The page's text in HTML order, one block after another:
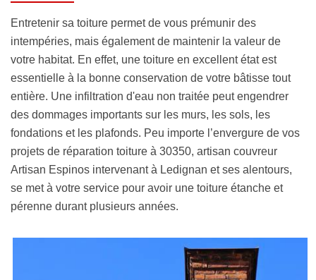
Entretenir sa toiture permet de vous prémunir des
intempéries, mais également de maintenir la valeur de
votre habitat. En effet, une toiture en excellent état est
essentielle à la bonne conservation de votre bâtisse tout
entière. Une infiltration d'eau non traitée peut engendrer
des dommages importants sur les murs, les sols, les
fondations et les plafonds. Peu importe l’envergure de vos
projets de réparation toiture à 30350, artisan couvreur
Artisan Espinos intervenant à Ledignan et ses alentours,
se met à votre service pour avoir une toiture étanche et
pérenne durant plusieurs années.